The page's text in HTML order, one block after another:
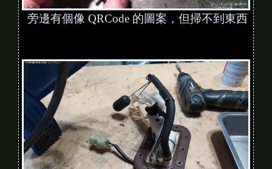
旁邊有個像 QRCode 的圖案，但掃不到東西